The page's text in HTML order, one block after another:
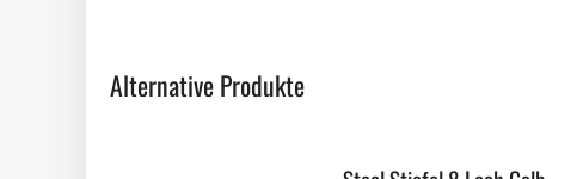
Alternative Produkte